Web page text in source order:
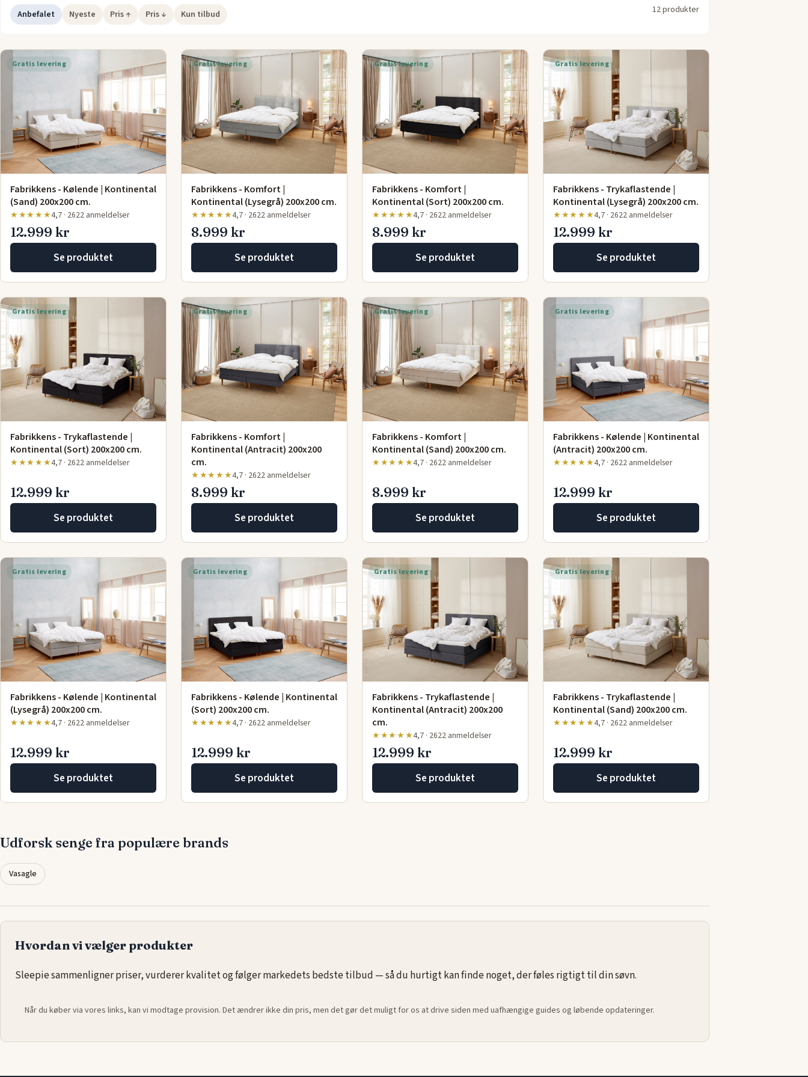
Vores udvalg af senge 200x200
giver dig mulighed for at vælge den
foretrækker en fast eller bløderemadras
. Oplev, hvordan den rette seng
kan forbedre din søvnkvalitet og sikre, at du vågner op frisk og
veludhvilet hver morgen.
Anbefalet Nyeste Pris ↑ Pris ↓ Kun tilbud 12 produkter
Gratis levering
Fabrikkens - Kølende | Kontinental
(Sand) 200x200 cm.
★★★★★4,7 · 2622 anmeldelser
12.999 kr
Se produktet
Gratis levering
Fabrikkens - Komfort |
Kontinental (Lysegrå) 200x200 cm.
★★★★★4,7 · 2622 anmeldelser
8.999 kr
Se produktet
Gratis levering
Fabrikkens - Komfort |
Kontinental (Sort) 200x200 cm.
★★★★★4,7 · 2622 anmeldelser
8.999 kr
Se produktet
Gratis levering
Fabrikkens - Trykaflastende |
Kontinental (Lysegrå) 200x200 cm.
★★★★★4,7 · 2622 anmeldelser
12.999 kr
Se produktet
Gratis levering
Fabrikkens - Trykaflastende |
Kontinental (Sort) 200x200 cm.
★★★★★4,7 · 2622 anmeldelser
12.999 kr
Se produktet
Gratis levering
Fabrikkens - Komfort |
Kontinental (Antracit) 200x200
cm.
★★★★★4,7 · 2622 anmeldelser
8.999 kr
Se produktet
Gratis levering
Fabrikkens - Komfort |
Kontinental (Sand) 200x200 cm.
★★★★★4,7 · 2622 anmeldelser
8.999 kr
Se produktet
Gratis levering
Fabrikkens - Kølende | Kontinental
(Antracit) 200x200 cm.
★★★★★4,7 · 2622 anmeldelser
12.999 kr
Se produktet
Gratis levering
Fabrikkens - Kølende | Kontinental
(Lysegrå) 200x200 cm.
★★★★★4,7 · 2622 anmeldelser
12.999 kr
Se produktet
Gratis levering
Fabrikkens - Kølende | Kontinental
(Sort) 200x200 cm.
★★★★★4,7 · 2622 anmeldelser
12.999 kr
Se produktet
Gratis levering
Fabrikkens - Trykaflastende |
Kontinental (Antracit) 200x200
cm.
★★★★★4,7 · 2622 anmeldelser
12.999 kr
Se produktet
Gratis levering
Fabrikkens - Trykaflastende |
Kontinental (Sand) 200x200 cm.
★★★★★4,7 · 2622 anmeldelser
12.999 kr
Se produktet
Udforsk senge fra populære brands
Vasagle
Hvordan vi vælger produkter
Sleepie sammenligner priser, vurderer kvalitet og følger markedets bedste tilbud — så du hurtigt kan finde noget, der føles rigtigt til din søvn.
Når du køber via vores links, kan vi modtage provision. Det ændrer ikke din pris, men det gør det muligt for os at drive siden med uafhængige guides og løbende opdateringer.